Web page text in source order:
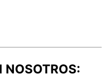
NOSOTROS: